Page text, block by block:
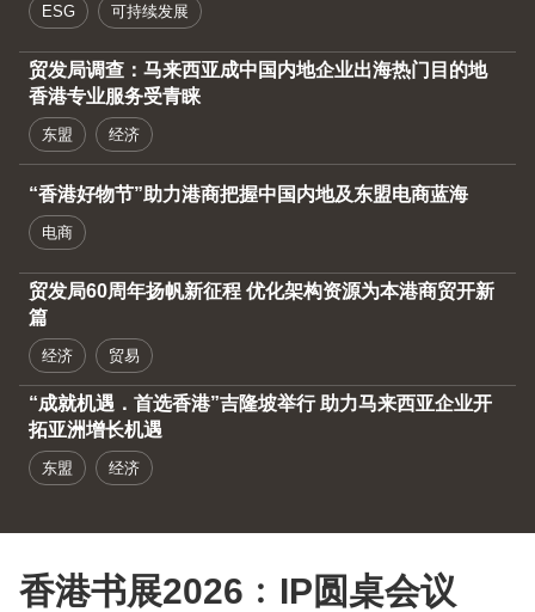
ESG 可持续发展
贸发局调查：马来西亚成中国内地企业出海热门目的地
香港专业服务受青睐
东盟 经济
“香港好物节”助力港商把握中国内地及东盟电商蓝海
电商
贸发局60周年扬帆新征程 优化架构资源为本港商贸开新
篇
经济 贸易
“成就机遇．首选香港”吉隆坡举行 助力马来西亚企业开
拓亚洲增长机遇
东盟 经济
香港书展2026﹕IP圆桌会议